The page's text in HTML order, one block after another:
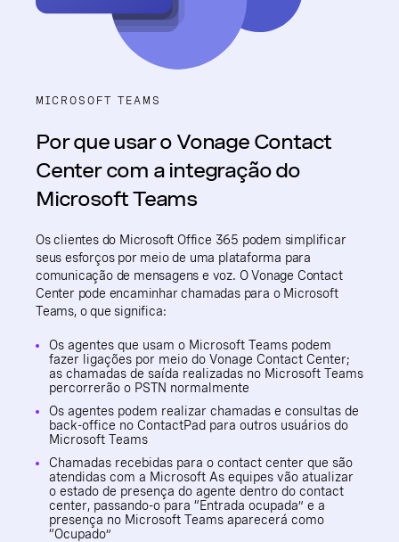
MICROSOFT TEAMS
Por que usar o Vonage Contact
Center com a integração do
Microsoft Teams
Os clientes do Microsoft Office 365 podem simplificar
seus esforços por meio de uma plataforma para
comunicação de mensagens e voz. O Vonage Contact
Center pode encaminhar chamadas para o Microsoft
Teams, o que significa:
Os agentes que usam o Microsoft Teams podem
fazer ligações por meio do Vonage Contact Center;
as chamadas de saída realizadas no Microsoft Teams
percorrerão o PSTN normalmente
Os agentes podem realizar chamadas e consultas de
back-office no ContactPad para outros usuários do
Microsoft Teams
Chamadas recebidas para o contact center que são
atendidas com a Microsoft As equipes vão atualizar
o estado de presença do agente dentro do contact
center, passando-o para “Entrada ocupada” e a
presença no Microsoft Teams aparecerá como
“Ocupado”